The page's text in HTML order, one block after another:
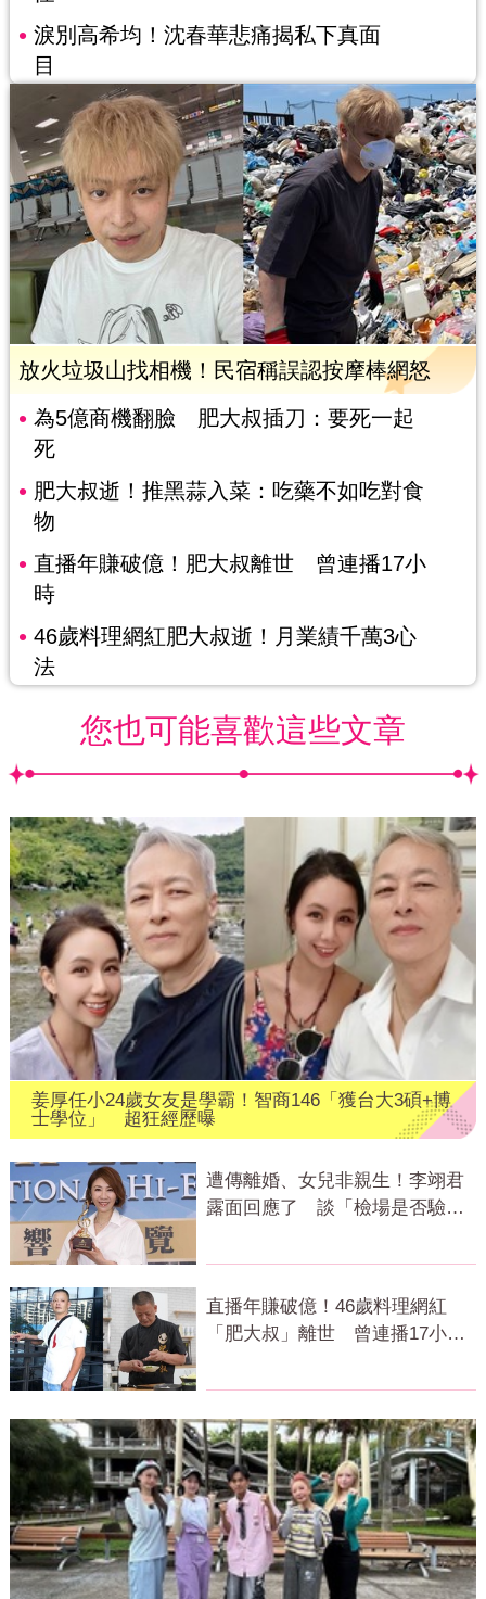
淚別高希均！沈春華悲痛揭私下真面
目
放火垃圾山找相機！民宿稱誤認按摩棒網怒
為5億商機翻臉 肥大叔插刀：要死一起
死
肥大叔逝！推黑蒜入菜：吃藥不如吃對食
物
直播年賺破億！肥大叔離世 曾連播17小
時
46歲料理網紅肥大叔逝！月業績千萬3心
法
您也可能喜歡這些文章
姜厚任小24歲女友是學霸！智商146「獲台大3碩+博
士學位」 超狂經歷曝
遭傳離婚、女兒非親生！李翊君
露面回應了 談「檢場是否驗
直播年賺破億！46歲料理網紅
「肥大叔」離世 曾連播17小時